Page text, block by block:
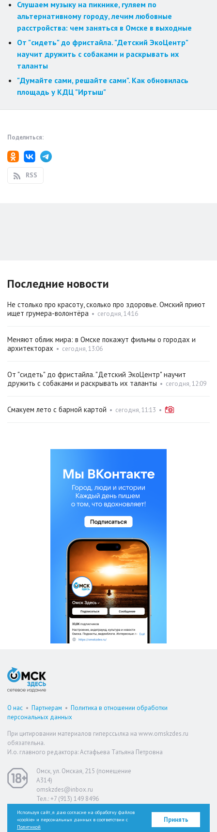
Слушаем музыку на пикнике, гуляем по
альтернативному городу, лечим любовные
расстройства: чем заняться в Омске в выходные
От "сидеть" до фристайла. "Детский ЭкоЦентр"
научит дружить с собаками и раскрывать их
таланты
"Думайте сами, решайте сами". Как обновилась
площадь у КДЦ "Иртыш"
Поделиться:
RSS
Последние новости
Не столько про красоту, сколько про здоровье. Омский приют
ищет грумера-волонтёра • сегодня, 14:16
Меняют облик мира: в Омске покажут фильмы о городах и
архитекторах • сегодня, 13:06
От "сидеть" до фристайла. "Детский ЭкоЦентр" научит
дружить с собаками и раскрывать их таланты • сегодня, 12:09
Смакуем лето с барной картой • сегодня, 11:13 •
О нас • Партнерам • Политика в отношении обработки
персональных данных
При цитировании материалов гиперссылка на www.omskzdes.ru
обязательна.
И.о. главного редактора: Астафьева Татьяна Петровна
Омск, ул. Омская, 215 (помещение
А314)
omskzdes@inbox.ru
Тел.: +7 (913) 149 8496
Версия для слабовидящих
Используя сайт, я даю согласие на обработку файлов
«cookie» и персональных данных в соответствии с
Политикой
Принять